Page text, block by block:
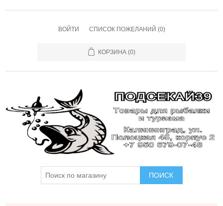
ВОЙТИ СПИСОК ПОЖЕЛАНИЙ (0)
КОРЗИНА (0)
ПОИСК